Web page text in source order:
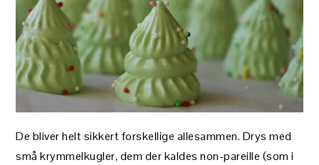
De bliver helt sikkert forskellige allesammen. Drys med
små krymmelkugler, dem der kaldes non-pareille (som i